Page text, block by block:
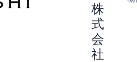
株
式
会
社